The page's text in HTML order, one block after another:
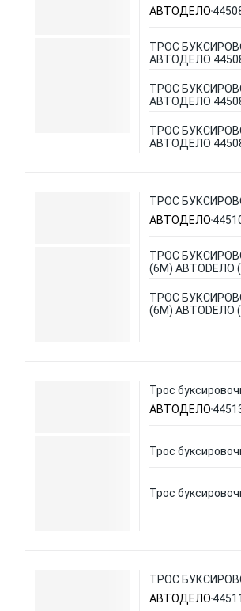
АВТОДЕЛО
ТРОС
АВТОДЕЛО
ТРОС
АВТОДЕЛО
ТРОС
АВТОДЕЛО
ТРОС
АВТОДЕЛО
ТРОС
(6М) АВТОDЕЛО
ТРОС
(6М) АВТОDЕЛО
Трос
АВТОДЕЛО
Трос
Трос
ТРОС
АВТОДЕЛО 44511